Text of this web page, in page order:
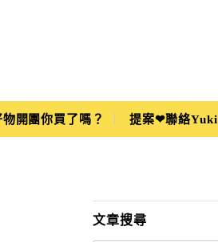
開團你買了嗎？ 提案❤聯絡Yuki
文章搜尋